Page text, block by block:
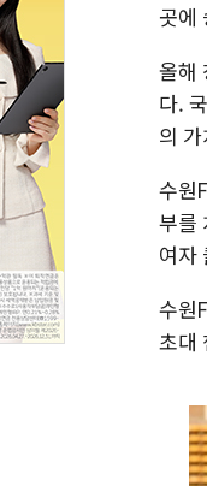
곳에
올해
다.
의
수원
부를
여자
수원
초대